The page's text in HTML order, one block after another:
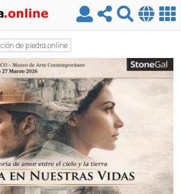
de piedra.online